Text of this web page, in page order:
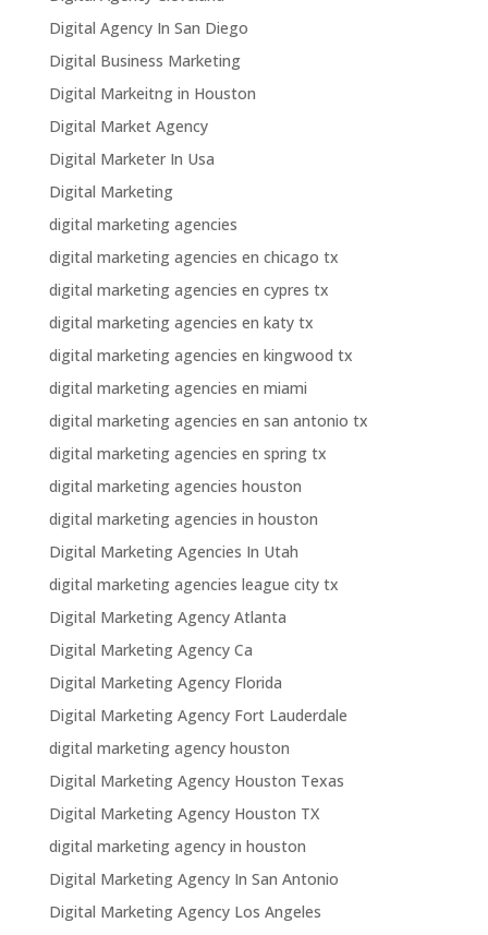
Digital Agency In San Diego
Digital Business Marketing
Digital Markeitng in Houston
Digital Market Agency
Digital Marketer In Usa
Digital Marketing
digital marketing agencies
digital marketing agencies en chicago tx
digital marketing agencies en cypres tx
digital marketing agencies en katy tx
digital marketing agencies en kingwood tx
digital marketing agencies en miami
digital marketing agencies en san antonio tx
digital marketing agencies en spring tx
digital marketing agencies houston
digital marketing agencies in houston
Digital Marketing Agencies In Utah
digital marketing agencies league city tx
Digital Marketing Agency Atlanta
Digital Marketing Agency Ca
Digital Marketing Agency Florida
Digital Marketing Agency Fort Lauderdale
digital marketing agency houston
Digital Marketing Agency Houston Texas
Digital Marketing Agency Houston TX
digital marketing agency in houston
Digital Marketing Agency In San Antonio
Digital Marketing Agency Los Angeles